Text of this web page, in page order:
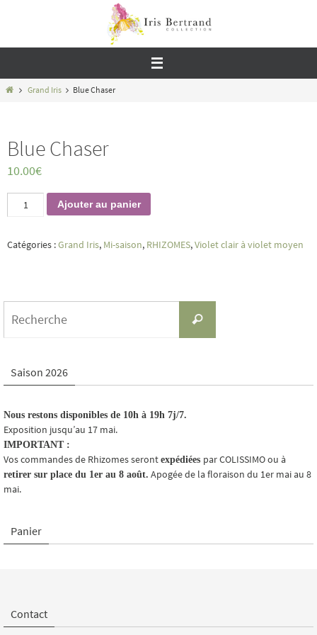
contenu
HomeGrand Iris Blue Chaser
Blue Chaser
10.00€
quantité
de
Chaser
Ajouter au panier
Catégories :Grand Iris, Mi-saison, RHIZOMES,Violet clair à violet moyen
Recherche
Saison 2026
Nous restons disponibles de 10h à 19h 7j/7.
Exposition jusqu’au 17 mai.
IMPORTANT :
Vos commandes de Rhizomes seront expédiées par COLISSIMO ou à
retirer sur place du 1er au 8 août. Apogée de la floraison du 1er mai au 8
mai.
Panier
Contact